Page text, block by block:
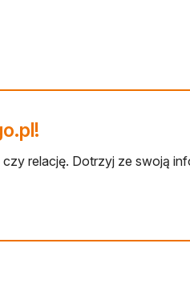
relację. Dotrzyj ze swoją